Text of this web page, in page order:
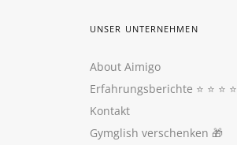
UNSER UNTERNEHMEN
About Aimigo
Erfahrungsberichte ⭐️ ⭐️ ⭐️ ⭐️
Kontakt
Gymglish verschenken 🎁